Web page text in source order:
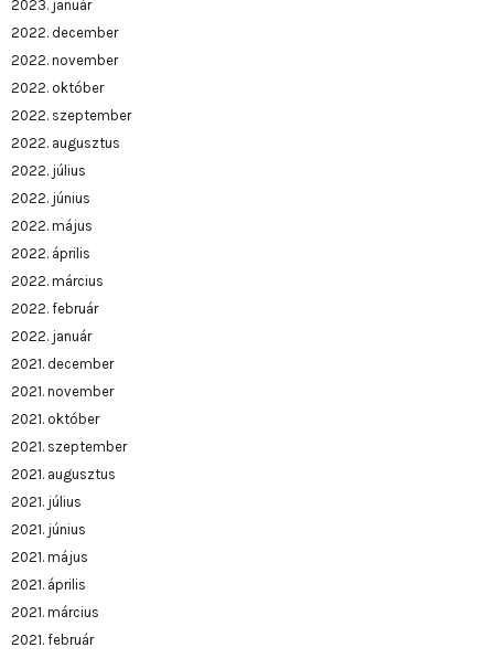
2023. január
2022. december
2022. november
2022. október
2022. szeptember
2022. augusztus
2022. július
2022. június
2022. május
2022. április
2022. március
2022. február
2022. január
2021. december
2021. november
2021. október
2021. szeptember
2021. augusztus
2021. július
2021. június
2021. május
2021. április
2021. március
2021. február